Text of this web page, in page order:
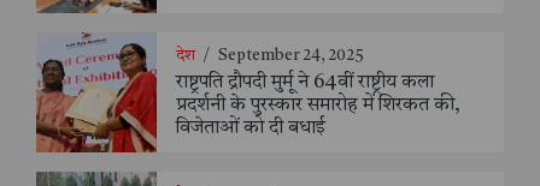
देश / September 24, 2025
राष्ट्रपति द्रौपदी मुर्मू ने 64वीं राष्ट्रीय कला
प्रदर्शनी के पुरस्कार समारोह में शिरकत की,
विजेताओं को दी बधाई